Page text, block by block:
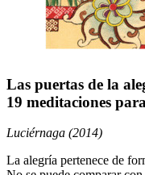
Las puertas de la
19 meditaciones
Luciérnaga (2014)
La alegría pertenece de